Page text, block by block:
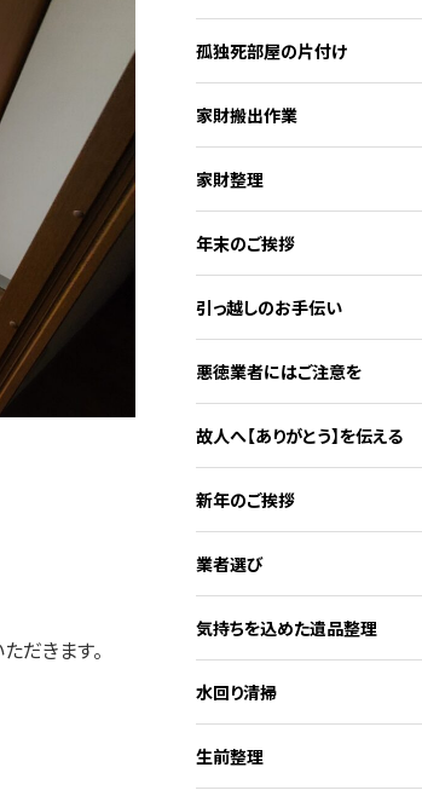
だきます。
孤独死部屋の片付け
家財搬出作業
家財整理
年末のご挨拶
引っ越しのお手伝い
悪徳業者にはご注意を
故人へ【ありがとう】を伝える
新年のご挨拶
業者選び
気持ちを込めた遺品整理
水回り清掃
生前整理